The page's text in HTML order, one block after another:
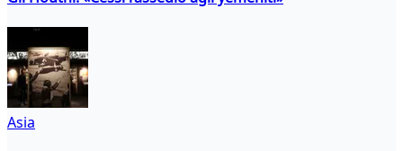
Asia